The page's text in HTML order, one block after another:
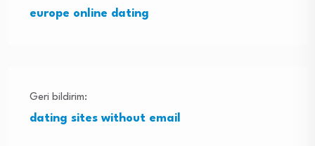
europe online dating
Geri bildirim:
dating sites without email